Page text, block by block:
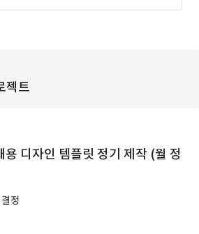
젝트
디자인 템플릿 정기 제작 (월 정
정